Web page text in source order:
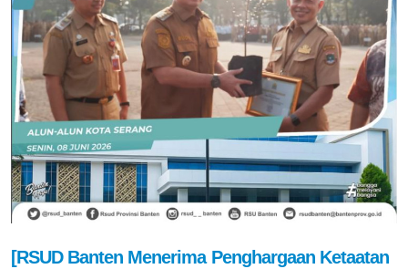
[RSUD Banten Menerima Penghargaan Ketaatan